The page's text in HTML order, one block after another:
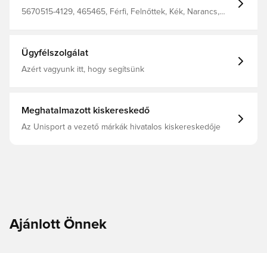
5670515-4129, 465465, Férfi, Felnőttek, Kék, Narancs,
Ügyfélszolgálat
Azért vagyunk itt, hogy segítsünk
Meghatalmazott kiskereskedő
Az Unisport a vezető márkák hivatalos kiskereskedője
Ajánlott Önnek